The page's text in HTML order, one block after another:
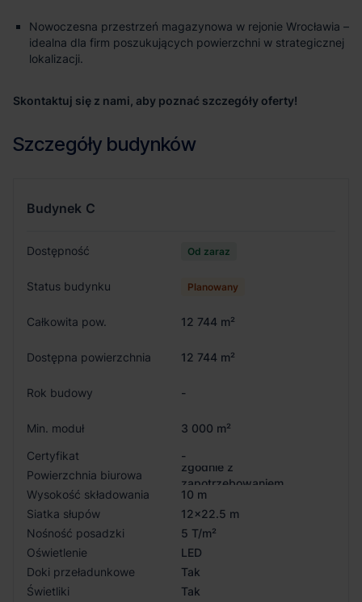
Nowoczesna przestrzeń magazynowa w rejonie Wrocławia –
idealna dla firm poszukujących powierzchni w strategicznej
lokalizacji.
Skontaktuj się z nami, aby poznać szczegóły oferty!
Szczegóły budynków
Budynek C
Dostępność Od zaraz
Status budynku Planowany
Całkowita pow. 12 744 m²
Dostępna powierzchnia 12 744 m²
Rok budowy -
Min. moduł
3 000 m²
Certyfikat
-
Powierzchnia biurowa
zgodnie z
zapotrzebowaniem
Wysokość składowania
10 m
Siatka słupów
12x22.5 m
Nośność posadzki
5 T/m²
Oświetlenie
LED
Doki przeładunkowe
Tak
Świetliki
Tak